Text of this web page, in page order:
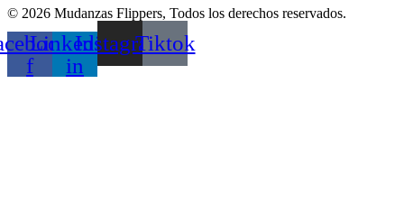
© 2026 Mudanzas Flippers, Todos los derechos reservados.
f
Linkedin-
in
InstagramTiktok